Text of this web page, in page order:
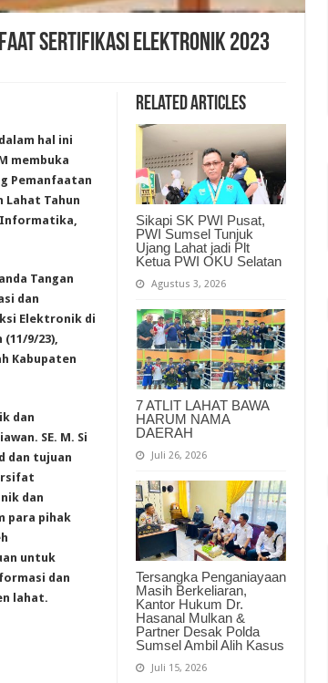
Sertifikasi Elektronik 2023
Related Articles
Sikapi SK PWI Pusat,
PWI Sumsel Tunjuk
Ujang Lahat jadi Plt
Ketua PWI OKU Selatan
Agustus 3, 2026
7 ATLIT LAHAT BAWA
HARUM NAMA
DAERAH
Juli 26, 2026
Tersangka Penganiayaan
Masih Berkeliaran,
Kantor Hukum Dr.
Hasanal Mulkan &
Partner Desak Polda
Sumsel Ambil Alih Kasus
Juli 15, 2026
hal ini
membuka
Pemanfaatan
Tahun
Informatika,
Tangan
dan
Elektronik di
9/23),
Kabupaten
dan
SE. M. Si
dan tujuan
dan
para pihak
untuk
dan
lahat.